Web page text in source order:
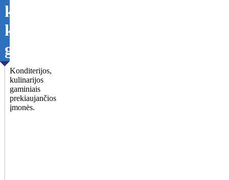
konditerijos,
kulinarijos
gaminiai
Konditerijos,
kulinarijos
gaminiais
prekiaujančios
įmonės.